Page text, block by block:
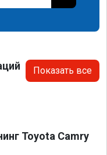
Показать все
Toyota Camry